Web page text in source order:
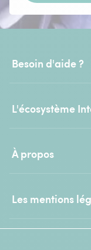
Besoin d'aide ?
L'écosystème
À propos
Les mentions